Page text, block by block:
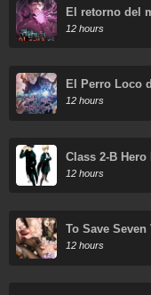
El retorno del
12 hours
El Perro Loco
12 hours
Class 2-B Hero
12 hours
To Save
12 hours